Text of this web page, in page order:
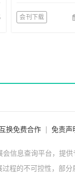
会刊下载
换免费合作 免责声
信息查询平台，提供
程的不可控性，部